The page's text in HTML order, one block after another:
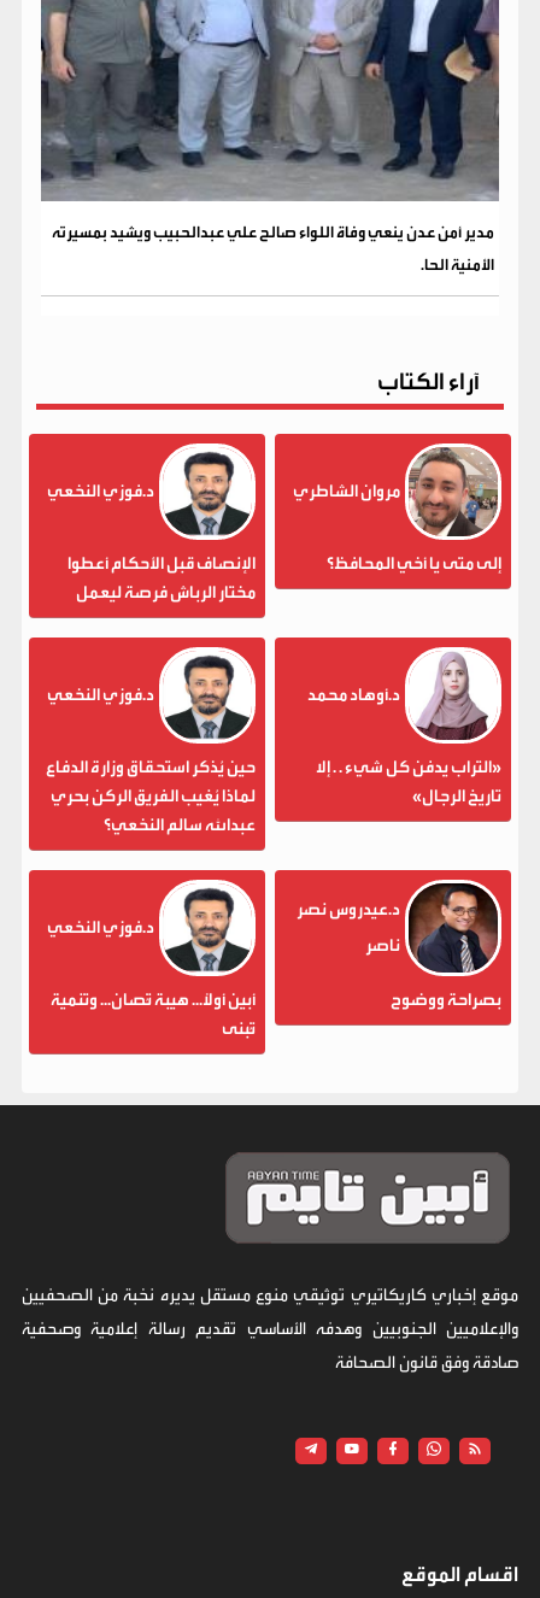
مدير أمن عدن ينعي وفاة اللواء صالح علي عبدالحبيب ويشيد بمسيرته
الأمنية الحا.
آراء الكتاب
مروان الشاطري
إلى متى يا أخي المحافظ؟
د.فوزي النخعي
الإنصاف قبل الأحكام أعطوا
مختار الرباش فرصة ليعمل
د.أوهاد محمد
«التراب يدفن كل شيء . . إلا
تاريخ الرجال»
د.فوزي النخعي
حين يُذكر استحقاق وزارة الدفاع
لماذا يُغيب الفريق الركن بحري
عبدالله سالم النخعي؟
د.عيدروس نصر
ناصر
بصراحة ووضوح
د.فوزي النخعي
أبين أولاً... هيبة تُصان... وتنمية
تُبنى
موقع إخباري كاريكاتيري توثيقي منوع مستقل يديره نخبة من الصحفيين
والإعلاميين الجنوبيين وهدفه الأساسي تقديم رسالة إعلامية وصحفية
صادقة وفق قانون الصحافة
اقسام الموقع